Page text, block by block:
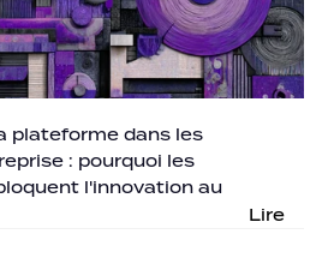
plateforme dans les
: pourquoi les
l'innovation au
Lire